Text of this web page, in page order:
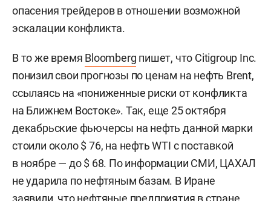
опасения трейдеров в отношении возможной
эскалации конфликта.
В то же время Bloomberg пишет, что Citigroup Inc.
понизил свои прогнозы по ценам на нефть Brent,
ссылаясь на «пониженные риски от конфликта
на Ближнем Востоке». Так, еще 25 октября
декабрьские фьючерсы на нефть данной марки
стоили около $ 76, на нефть WTI с поставкой
в ноябре — до $ 68. По информации СМИ, ЦАХАЛ
не ударила по нефтяным базам. В Иране
заявили, что нефтяные предприятия в стране